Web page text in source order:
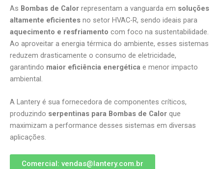
As Bombas de Calor representam a vanguarda em soluções
altamente eficientes no setor HVAC-R, sendo ideais para
aquecimento e resfriamento com foco na sustentabilidade.
Ao aproveitar a energia térmica do ambiente, esses sistemas
reduzem drasticamente o consumo de eletricidade,
garantindo maior eficiência energética e menor impacto
ambiental.
A Lantery é sua fornecedora de componentes críticos,
produzindo serpentinas para Bombas de Calor que
maximizam a performance desses sistemas em diversas
aplicações.
Comercial: vendas@lantery.com.br